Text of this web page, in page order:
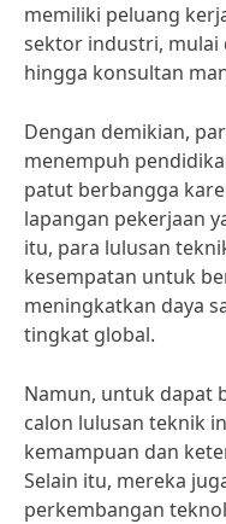
memiliki peluang
sektor industri, mulai
hingga konsultan
Dengan demikian,
menempuh
patut berbangga
lapangan pekerjaan
itu, para lulusan
kesempatan untuk
meningkatkan daya
tingkat global.
Namun, untuk dapat
calon lulusan teknik
kemampuan dan
Selain itu, mereka
perkembangan